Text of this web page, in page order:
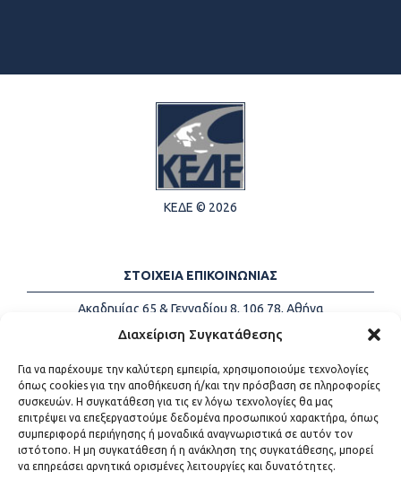
Διαχείριση Συγκατάθεσης
Για να παρέχουμε την καλύτερη εμπειρία, χρησιμοποιούμε τεχνολογίες
όπως cookies για την αποθήκευση ή/και την πρόσβαση σε πληροφορίες
συσκευών. Η συγκατάθεση για τις εν λόγω τεχνολογίες θα μας
επιτρέψει να επεξεργαστούμε δεδομένα προσωπικού χαρακτήρα, όπως
συμπεριφορά περιήγησης ή μοναδικά αναγνωριστικά σε αυτόν τον
ιστότοπο. Η μη συγκατάθεση ή η ανάκληση της συγκατάθεσης, μπορεί
να επηρεάσει αρνητικά ορισμένες λειτουργίες και δυνατότητες.
ΚΕΔΕ © 2026
ΣΤΟΙΧΕΙΑ ΕΠΙΚΟΙΝΩΝΙΑΣ
Ακαδημίας 65 & Γενναδίου 8, 106 78, Αθήνα
Τηλέφωνα:
+30 213-2147500
Email:
info@kede.gr
ΧΡΗΣΙΜΟΙ ΣΥΝΔΕΣΜΟΙ
Η ΚΕΔΕ